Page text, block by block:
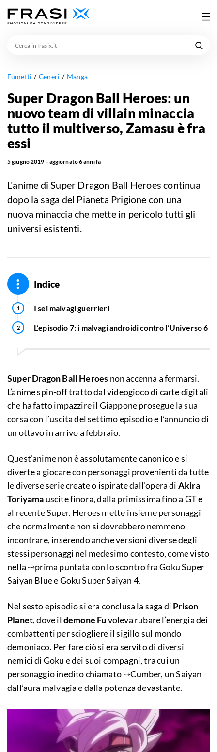
Fumetti Generi Manga
Super Dragon Ball Heroes: un
nuovo team di villain minaccia
tutto il multiverso, Zamasu è fra
essi
5 giugno 2019 aggiornato6 anni fa
L'anime di Super Dragon Ball Heroes continua
dopo la saga del Pianeta Prigione con una
nuova minaccia che mette in pericolo tutti gli
universi esistenti.
Indice
I sei malvagi guerrieri
L’episodio 7: i malvagi androidi contro l’Universo 6
Super Dragon Ball Heroes non accenna a fermarsi.
L’anime spin-off tratto dal videogioco di carte digitali
che ha fatto impazzire il Giappone prosegue la sua
corsa con l’uscita del settimo episodio e l’annuncio di
un ottavo in arrivo a febbraio.
Quest’anime non è assolutamente canonico e si
diverte a giocare con personaggi provenienti da tutte
le diverse serie create o ispirate dall’opera di Akira
Toriyama uscite finora, dalla primissima fino a GT e
al recente Super. Heroes mette insieme personaggi
che normalmente non si dovrebbero nemmeno
incontrare, inserendo anche versioni diverse degli
stessi personaggi nel medesimo contesto, come visto
nella ⤑prima puntata con lo scontro fra Goku Super
Saiyan Blue e Goku Super Saiyan 4.
Nel sesto episodio si era conclusa la saga di Prison
Planet, dove ildemone Fu voleva rubare l’energia dei
combattenti per sciogliere il sigillo sul mondo
demoniaco. Per fare ciò si era servito di diversi
nemici di Goku e dei suoi compagni, tra cui un
personaggio inedito chiamato ⤑Cumber, un Saiyan
dall’aura malvagia e dalla potenza devastante.